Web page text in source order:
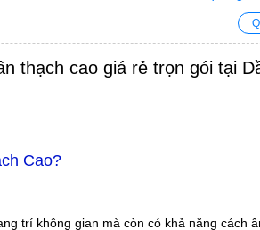
thạch cao giá rẻ trọn gói tại
Cao?
trí không gian mà còn có khả năng